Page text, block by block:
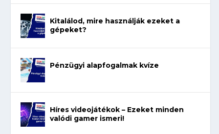
Kitalálod, mire használják ezeket a
gépeket?
Pénzügyi alapfogalmak kvíze
Híres videojátékok – Ezeket minden
valódi gamer ismeri!